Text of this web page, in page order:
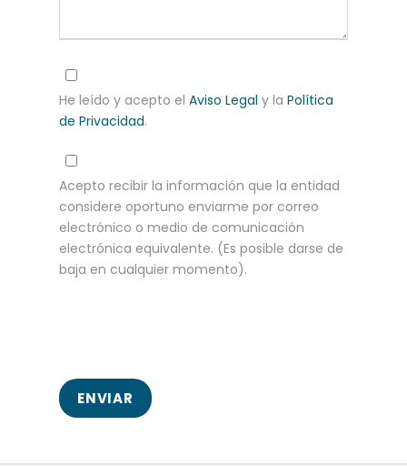
He leído y acepto el Aviso Legal y la Política
de Privacidad.
Acepto recibir la información que la entidad
considere oportuno enviarme por correo
electrónico o medio de comunicación
electrónica equivalente. (Es posible darse de
baja en cualquier momento).